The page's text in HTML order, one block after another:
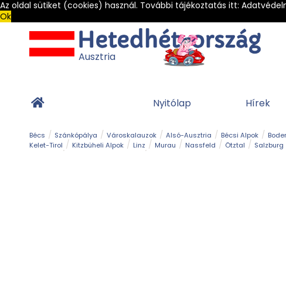
Az oldal sütiket (cookies) használ. További tájékoztatás itt:
Ok
Ausztria
Nyitólap Hírek
Bécs Szánkópálya Városkalauzok Alsó-Ausztria Bécsi Alpok
Kelet-Tirol
Kitzbüheli Alpok Linz Murau Nassfeld Ötztal Salzburg